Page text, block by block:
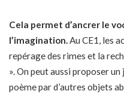
Cela permet d’ancrer le
l’imagination.Au CE1, les
repérage des rimes et la
». On peut aussi proposer
poème par d’autres objets